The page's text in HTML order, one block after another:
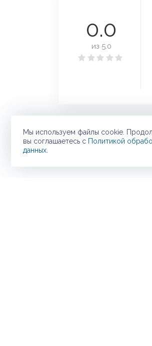
0.0
из 5.0
Мы используем файлы cookie.
вы соглашаетесь с Политикой
данных